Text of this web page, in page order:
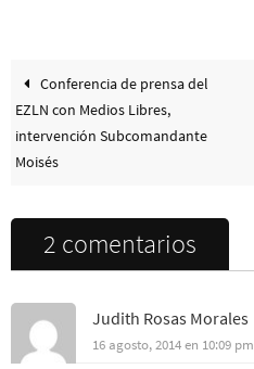
Conferencia de prensa del
EZLN con Medios Libres,
intervención Subcomandante
Moisés
2 comentarios
Judith Rosas Morales
16 agosto, 2014 en 10:09 pm